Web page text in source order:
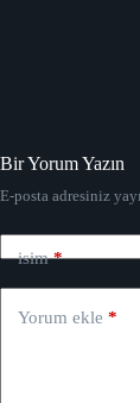
Bir Yorum Yazın
E-posta adresiniz
isim*
Yorum ekle *